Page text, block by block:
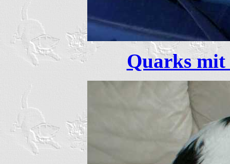
Quarks mit